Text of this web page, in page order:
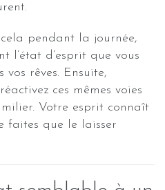
pendant la journée,
l’état d’esprit que vous
rêves. Ensuite,
ces mêmes voies
Votre esprit connaît
faites que le laisser